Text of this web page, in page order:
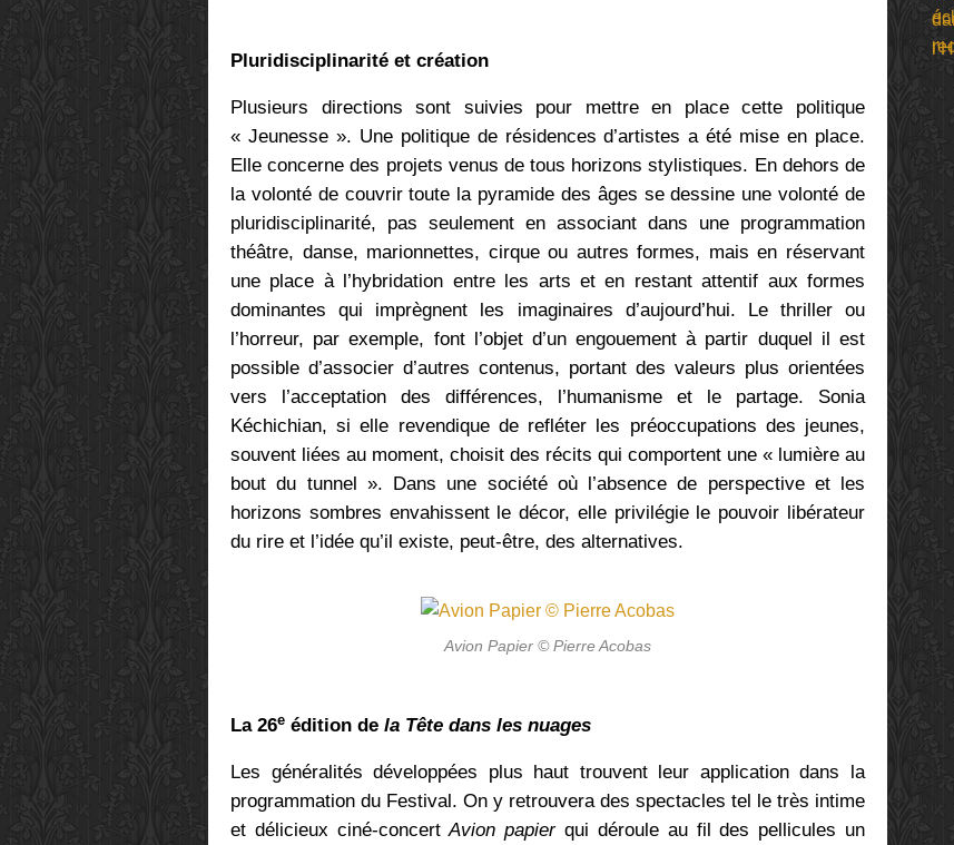
Pluridisciplinarité et création
Plusieurs directions sont suivies pour mettre en place cette politique
« Jeunesse ». Une politique de résidences d’artistes a été mise en place.
Elle concerne des projets venus de tous horizons stylistiques. En dehors de
la volonté de couvrir toute la pyramide des âges se dessine une volonté de
pluridisciplinarité, pas seulement en associant dans une programmation
théâtre, danse, marionnettes, cirque ou autres formes, mais en réservant
une place à l’hybridation entre les arts et en restant attentif aux formes
dominantes qui imprègnent les imaginaires d’aujourd’hui. Le thriller ou
l’horreur, par exemple, font l’objet d’un engouement à partir duquel il est
possible d’associer d’autres contenus, portant des valeurs plus orientées
vers l’acceptation des différences, l’humanisme et le partage. Sonia
Kéchichian, si elle revendique de refléter les préoccupations des jeunes,
souvent liées au moment, choisit des récits qui comportent une « lumière au
bout du tunnel ». Dans une société où l’absence de perspective et les
horizons sombres envahissent le décor, elle privilégie le pouvoir libérateur
du rire et l’idée qu’il existe, peut-être, des alternatives.
Avion Papier © Pierre Acobas
La 26e édition de la Tête dans les nuages
Les généralités développées plus haut trouvent leur application dans la
programmation du Festival. On y retrouvera des spectacles tel le très intime
et délicieux ciné-concertAvion papierqui déroule au fil des pellicules un